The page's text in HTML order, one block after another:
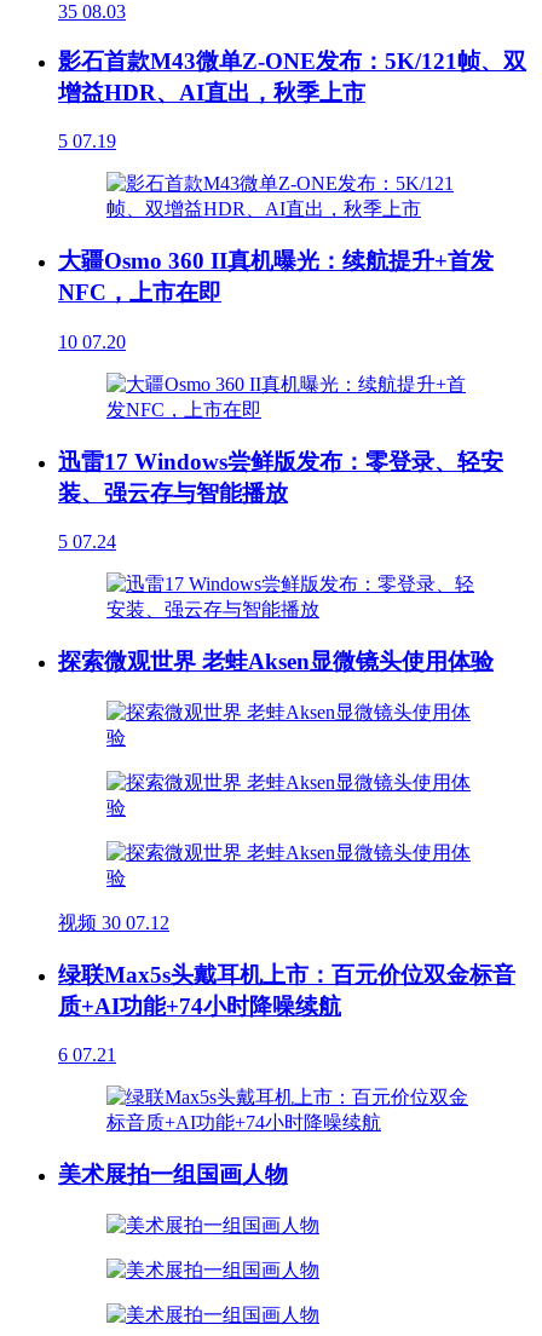
35 08.03
影石首款M43微单Z-ONE发布：5K/121帧、双
增益HDR、AI直出，秋季上市
5 07.19
大疆Osmo 360 II真机曝光：续航提升+首发
NFC，上市在即
10 07.20
迅雷17 Windows尝鲜版发布：零登录、轻安
装、强云存与智能播放
5 07.24
探索微观世界 老蛙Aksen显微镜头使用体验
视频 30 07.12
绿联Max5s头戴耳机上市：百元价位双金标音
质+AI功能+74小时降噪续航
6 07.21
美术展拍一组国画人物